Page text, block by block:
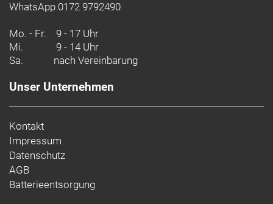
WhatsApp 0172 9792490
Mo. - Fr. 9 - 17 Uhr
Mi.
9 - 14 Uhr
Sa.
nach Vereinbarung
Unser Unternehmen
Kontakt
Impressum
Datenschutz
AGB
Batterieentsorgung